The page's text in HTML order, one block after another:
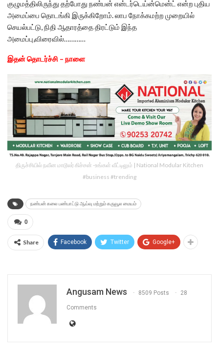
குழுமத்திலிருந்து தற்போது நண்பன் என்டர்டெய்ன்மென்ட் என்ற புதிய
அமைப்பை தொடங்கி இருக்கிறோம். லாப நோக்கமற்ற முறையில்
செயல்பட்டு, நிதி ஆதாரத்தை திரட்டும் இந்த
அமைப்பு,விரைவில்…………
இதன் தொடர்ச்சி – நாளை
திருச்சியில் நவீன மாடூலர் கிச்சன் -உங்கள் வீட்டிலும் | National Modular Kitchen
#business #trending
நண்பன் கலை பண்பாட்டு ஆய்வு மற்றும் கருவூல மையம்
0
Share Facebook Twitter Google+
Angusam News 8509 Posts 28
Comments